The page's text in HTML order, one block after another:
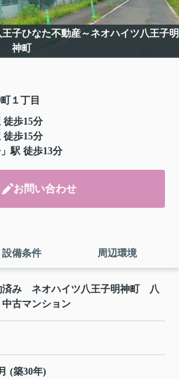
子ひなた不動産～ネオハイツ八王子明
神町
１丁目
徒歩15分
徒歩15分
」駅 徒歩13分
お問い合わせ
設備条件 周辺環境
み ネオハイツ八王子明神町 八
古マンション
(築30年)